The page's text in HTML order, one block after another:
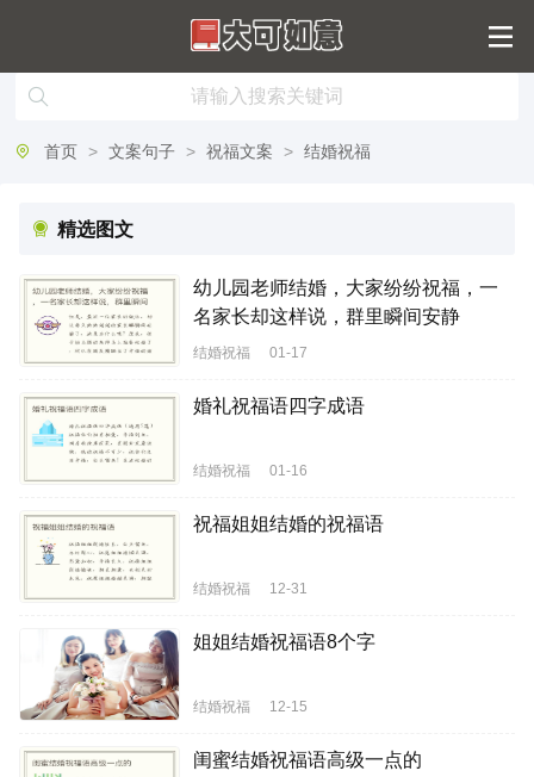
首页 > 文案句子 > 祝福文案 > 结婚祝福
精选图文
幼儿园老师结婚，大家纷纷祝福，一
名家长却这样说，群里瞬间安静
结婚祝福 01-17
婚礼祝福语四字成语
结婚祝福 01-16
祝福姐姐结婚的祝福语
结婚祝福 12-31
姐姐结婚祝福语8个字
结婚祝福 12-15
闺蜜结婚祝福语高级一点的